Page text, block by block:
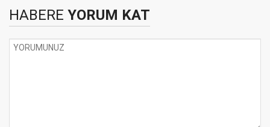
HABERE YORUM KAT